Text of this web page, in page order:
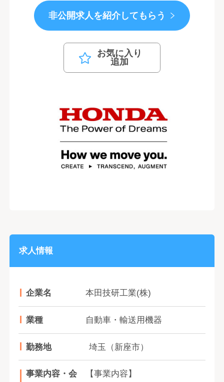
非公開求人を紹介してもらう
お気に入り
追加
求人情報
企業名 本田技研工業(株)
業種 自動車・輸送用機器
勤務地 埼玉（新座市）
事業内容・会
【事業内容】